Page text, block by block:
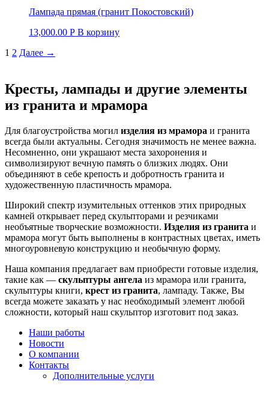
Лампада прямая (гранит Покостовский)
13,000.00 Р В корзину
1 2 Далее →
Кресты, лампады и другие элементы
из гранита и мрамора
Для благоустройства могил изделия из мрамора и гранита
всегда были актуальны. Сегодня значимость не менее важна.
Несомненно, они украшают места захоронения и
символизируют вечную память о близких людях. Они
объединяют в себе крепость и добротность гранита и
художественную пластичность мрамора.
Широкий спектр изумительных оттенков этих природных
камней открывает перед скульпторами и резчиками
необъятные творческие возможности. Изделия из гранита и
мрамора могут быть выполнены в контрастных цветах, иметь
многоуровневую конструкцию и необычную форму.
Наша компания предлагает вам приобрести готовые изделия,
такие как — скульптуры ангела из мрамора или гранита,
скульптуры книги, крест из гранита, лампаду. Также, Вы
всегда можете заказать у нас необходимый элемент любой
сложности, который наш скульптор изготовит под заказ.
Наши работы
Новости
О компании
Контакты
Дополнительные услуги